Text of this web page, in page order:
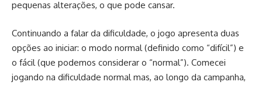
pequenas alterações, o que pode cansar.
Continuando a falar da dificuldade, o jogo apresenta duas
opções ao iniciar: o modo normal (definido como “difícil”) e
o fácil (que podemos considerar o “normal”). Comecei
jogando na dificuldade normal mas, ao longo da campanha,